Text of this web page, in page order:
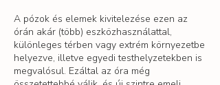
A pózok és elemek kivitelezése ezen az
órán akár (több) eszközhasználattal,
különleges térben vagy extrém környezetbe
helyezve, illetve egyedi testhelyzetekben is
megvalósul. Ezáltal az óra még